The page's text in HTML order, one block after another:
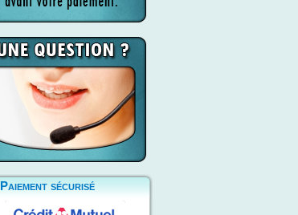
Paiement sécurisé